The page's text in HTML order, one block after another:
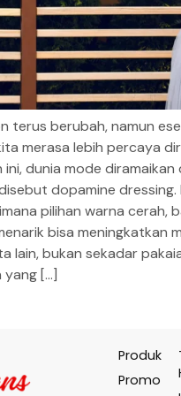
terus berubah, namun
merasa lebih percaya
ini, dunia mode
dopamine dressing.
pilihan warna cerah,
bisa meningkatkan
lain, bukan sekadar
yang […]
Produk
Promo